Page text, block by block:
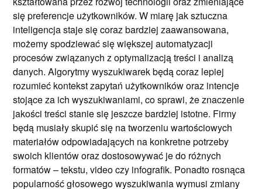
się preferencje użytkowników. W miarę jak sztuczna
inteligencja staje się coraz bardziej zaawansowana,
możemy spodziewać się większej automatyzacji
procesów związanych z optymalizacją treści i analizą
danych. Algorytmy wyszukiwarek będą coraz lepiej
rozumieć kontekst zapytań użytkowników oraz intencje
stojące za ich wyszukiwaniami, co sprawi, że znaczenie
jakości treści stanie się jeszcze bardziej istotne. Firmy
będą musiały skupić się na tworzeniu wartościowych
materiałów odpowiadających na konkretne potrzeby
swoich klientów oraz dostosowywać je do różnych
formatów – tekstu, video czy infografik. Ponadto rosnąca
popularność głosowego wyszukiwania wymusi zmiany